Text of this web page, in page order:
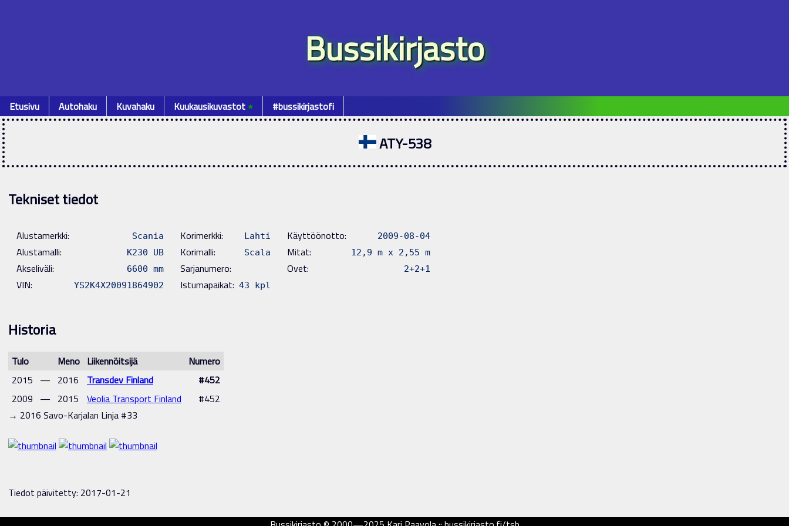
Bussikirjasto
Etusivu Autohaku Kuvahaku Kuukausikuvastot٭ #bussikirjastofi
ATY-538
Tekniset tiedot
Alustamerkki: Scania
Alustamalli: K230 UB
Akseliväli: 6600 mm
VIN: YS2K4X20091864902
Korimerkki: Lahti
Korimalli: Scala
Sarjanumero:
Istumapaikat: 43 kpl
Käyttöönotto: 2009-08-04
Mitat: 12,9 m x 2,55 m
Ovet: 2+2+1
Historia
Tulo Meno Liikennöitsijä
Numero
2015 — 2016 Transdev Finland
#452
2009 — 2015 Veolia Transport Finland
#452
→ 2016 Savo-Karjalan Linja #33
Tiedot päivitetty: 2017-01-21